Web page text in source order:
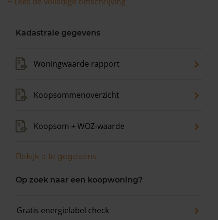
De gemiddelde huizenprijs is €574.500. De gemiddelde
de gemiddelde woningwaarde met 12,3% gestegen.
Kadastrale gegevens
Woningwaarde rapport
Koopsommenoverzicht
Koopsom + WOZ-waarde
Bekijk alle gegevens
Op zoek naar een koopwoning?
Gratis energielabel check